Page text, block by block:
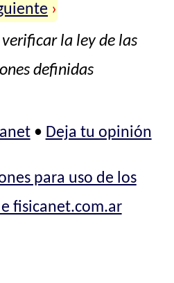
›
la ley de las
definidas
• Deja tu opinión
para uso de los
fisicanet.com.ar